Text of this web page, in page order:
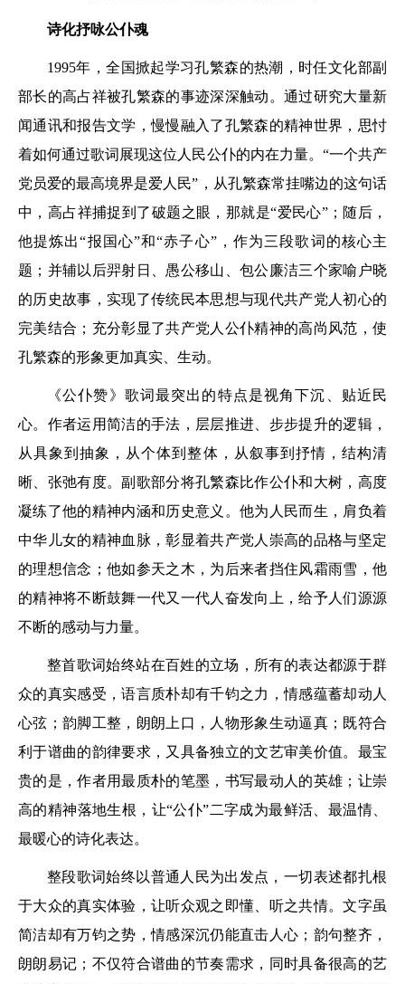
诗化抒咏公仆魂
1995年，全国掀起学习孔繁森的热潮，时任文化部副
部长的高占祥被孔繁森的事迹深深触动。通过研究大量新
闻通讯和报告文学，慢慢融入了孔繁森的精神世界，思忖
着如何通过歌词展现这位人民公仆的内在力量。“一个共产
党员爱的最高境界是爱人民”，从孔繁森常挂嘴边的这句话
中，高占祥捕捉到了破题之眼，那就是“爱民心”；随后，
他提炼出“报国心”和“赤子心”，作为三段歌词的核心主
题；并辅以后羿射日、愚公移山、包公廉洁三个家喻户晓
的历史故事，实现了传统民本思想与现代共产党人初心的
完美结合；充分彰显了共产党人公仆精神的高尚风范，使
孔繁森的形象更加真实、生动。
《公仆赞》歌词最突出的特点是视角下沉、贴近民
心。作者运用简洁的手法，层层推进、步步提升的逻辑，
从具象到抽象，从个体到整体，从叙事到抒情，结构清
晰、张弛有度。副歌部分将孔繁森比作公仆和大树，高度
凝练了他的精神内涵和历史意义。他为人民而生，肩负着
中华儿女的精神血脉，彰显着共产党人崇高的品格与坚定
的理想信念；他如参天之木，为后来者挡住风霜雨雪，他
的精神将不断鼓舞一代又一代人奋发向上，给予人们源源
不断的感动与力量。
整首歌词始终站在百姓的立场，所有的表达都源于群
众的真实感受，语言质朴却有千钧之力，情感蕴蓄却动人
心弦；韵脚工整，朗朗上口，人物形象生动逼真；既符合
利于谱曲的韵律要求，又具备独立的文艺审美价值。最宝
贵的是，作者用最质朴的笔墨，书写最动人的英雄；让崇
高的精神落地生根，让“公仆”二字成为最鲜活、最温情、
最暖心的诗化表达。
整段歌词始终以普通人民为出发点，一切表述都扎根
于大众的真实体验，让听众观之即懂、听之共情。文字虽
简洁却有万钧之势，情感深沉仍能直击人心；韵句整齐，
朗朗易记；不仅符合谱曲的节奏需求，同时具备很高的艺